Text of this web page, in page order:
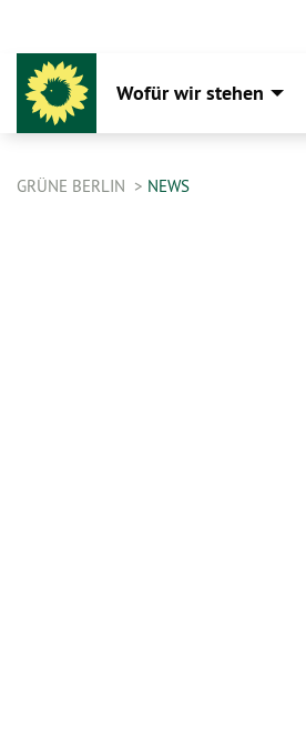
Wofür wir stehen
GRÜNE BERLIN NEWS